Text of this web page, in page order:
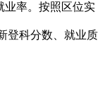
业率。按照区位实
登科分数、就业质